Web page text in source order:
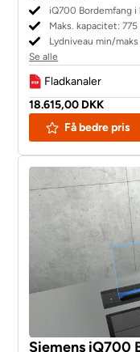
iQ700 Bordemfang
Maks. kapacitet:
Lydniveau min/
Se alle
Fladkanaler
18.615,00 DKK
Få bedre pris
Siemens iQ700